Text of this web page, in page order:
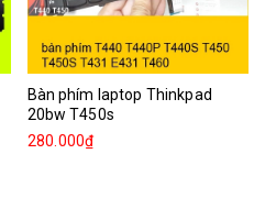
Bàn phím laptop Thinkpad
20bw T450s
280.000₫